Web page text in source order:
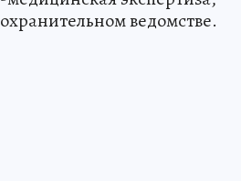
ведомстве.